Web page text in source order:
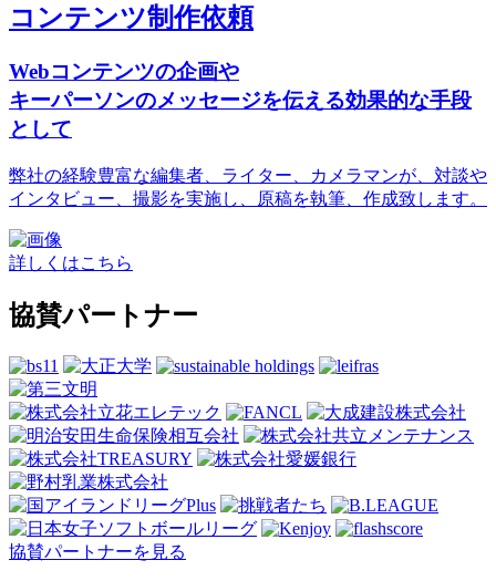
コンテンツ制作依頼
Webコンテンツの企画や
キーパーソンのメッセージを伝える効果的な手段
として
弊社の経験豊富な編集者、ライター、カメラマンが、対談や
インタビュー、撮影を実施し、原稿を執筆、作成致します。
詳しくはこちら
協賛パートナー
協賛パートナーを見る